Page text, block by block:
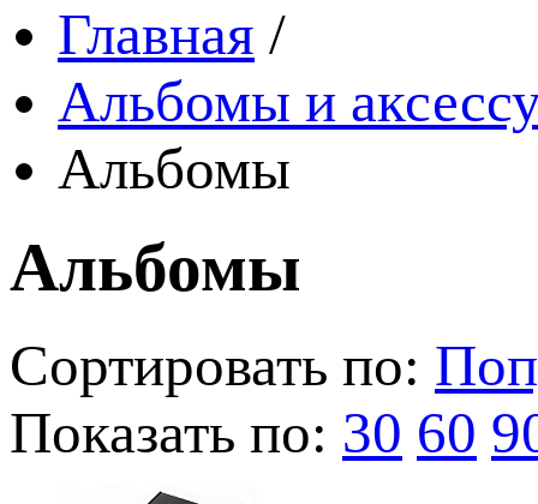
Главная /
Альбомы и
Альбомы
Альбомы
Сортировать по:
Показать по: 30 60